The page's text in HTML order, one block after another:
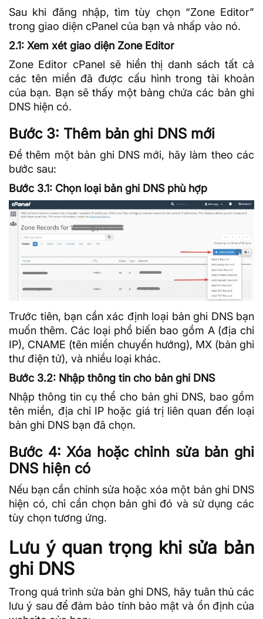
Sau khi đăng nhập, tìm tùy chọn “Zone Editor”
trong giao diện cPanel của bạn và nhấp vào nó.
2.1: Xem xét giao diện Zone Editor
Zone Editor cPanel sẽ hiển thị danh sách tất cả
các tên miền đã được cấu hình trong tài khoản
của bạn. Bạn sẽ thấy một bảng chứa các bản ghi
DNS hiện có.
Bước 3: Thêm bản ghi DNS mới
Để thêm một bản ghi DNS mới, hãy làm theo các
bước sau:
Bước 3.1: Chọn loại bản ghi DNS phù hợp
Trước tiên, bạn cần xác định loại bản ghi DNS bạn
muốn thêm. Các loại phổ biến bao gồm A (địa chỉ
IP), CNAME (tên miền chuyển hướng), MX (bản ghi
thư điện tử), và nhiều loại khác.
Bước 3.2: Nhập thông tin cho bản ghi DNS
Nhập thông tin cụ thể cho bản ghi DNS, bao gồm
tên miền, địa chỉ IP hoặc giá trị liên quan đến loại
bản ghi DNS bạn đã chọn.
Bước 4: Xóa hoặc chỉnh sửa bản ghi
DNS hiện có
Nếu bạn cần chỉnh sửa hoặc xóa một bản ghi DNS
hiện có, chỉ cần chọn bản ghi đó và sử dụng các
tùy chọn tương ứng.
Lưu ý quan trọng khi sửa bản
ghi DNS
Trong quá trình sửa bản ghi DNS, hãy tuân thủ các
lưu ý sau để đảm bảo tính bảo mật và ổn định của